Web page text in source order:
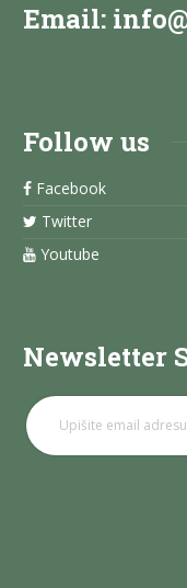
Email:
Follow us
Facebook
Twitter
Youtube
Newsletter